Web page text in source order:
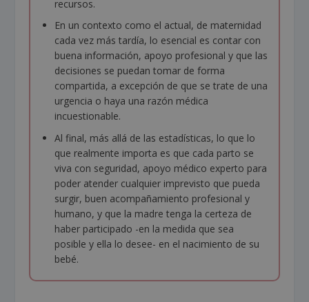
recursos.
En un contexto como el actual, de maternidad
cada vez más tardía, lo esencial es contar con
buena información, apoyo profesional y que las
decisiones se puedan tomar de forma
compartida, a excepción de que se trate de una
urgencia o haya una razón médica
incuestionable.
Al final, más allá de las estadísticas, lo que lo
que realmente importa es que cada parto se
viva con seguridad, apoyo médico experto para
poder atender cualquier imprevisto que pueda
surgir, buen acompañamiento profesional y
humano, y que la madre tenga la certeza de
haber participado -en la medida que sea
posible y ella lo desee- en el nacimiento de su
bebé.